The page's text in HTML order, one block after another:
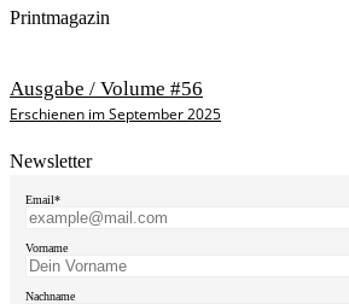
Printmagazin
Ausgabe / Volume #56
Erschienen im September 2025
Newsletter
Email*
Vorname
Nachname